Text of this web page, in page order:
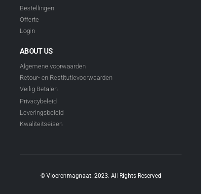
Bestellingen
Offerte
Login
ABOUT US
Algemene voorwaarden
Retour- en Restitutievoorwaarden
Veilig Betalen
Privacybeleid
Leveringsbeleid
Kwaliteitseisen
© Vloerenmagnaat. 2023. All Rights Reserved